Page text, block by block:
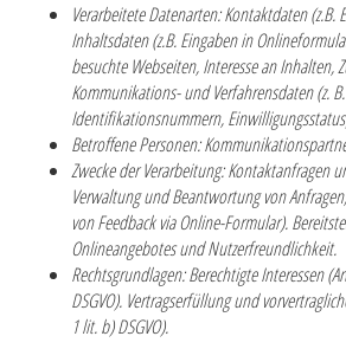
Verarbeitete Datenarten:Kontaktdaten (z.B.
Inhaltsdaten (z.B. Eingaben in
besuchte Webseiten, Interesse an Inhalten,
Kommunikations- und Verfahrensdaten (z.
Identifikationsnummern,
Betroffene Personen:
Zwecke der Verarbeitung:Kontaktanfragen
Verwaltung und Beantwortung von
von Feedback via Online-Formular).
Onlineangebotes und Nutzerfreundlichkeit.
Rechtsgrundlagen:Berechtigte Interessen
DSGVO). Vertragserfüllung und
1 lit. b) DSGVO).